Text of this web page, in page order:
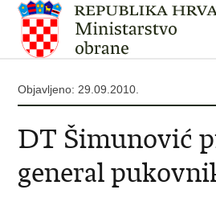
Objavljeno: 29.09.2010.
DT Šimunović
general